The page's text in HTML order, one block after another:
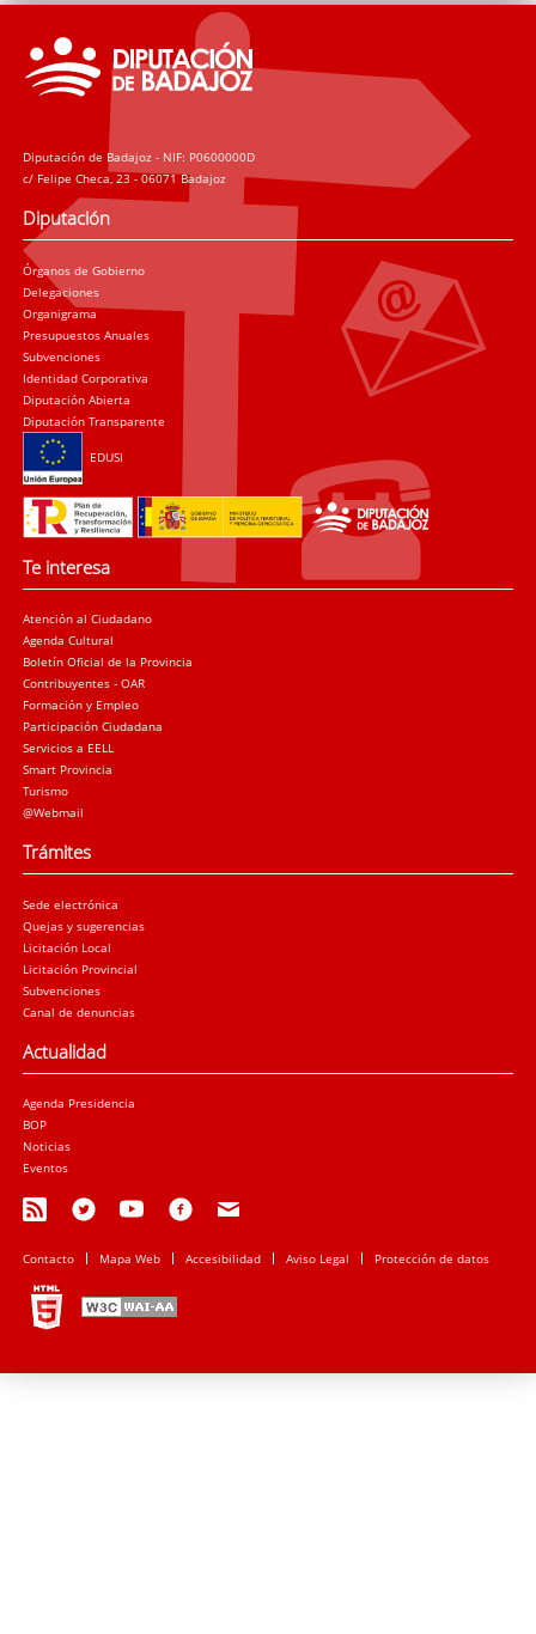
Diputación de Badajoz - NIF: P0600000D
c/ Felipe Checa, 23 - 06071 Badajoz
Diputación
Órganos de Gobierno
Delegaciones
Organigrama
Presupuestos Anuales
Subvenciones
Identidad Corporativa
Diputación Abierta
Diputación Transparente
EDUSI
Te interesa
Atención al Ciudadano
Agenda Cultural
Boletín Oficial de la Provincia
Contribuyentes - OAR
Formación y Empleo
Participación Ciudadana
Servicios a EELL
Smart Provincia
Turismo
@Webmail
Trámites
Sede electrónica
Quejas y sugerencias
Licitación Local
Licitación Provincial
Subvenciones
Canal de denuncias
Actualidad
Agenda Presidencia
BOP
Noticias
Eventos
Contacto Mapa Web Accesibilidad Aviso Legal Protección de datos